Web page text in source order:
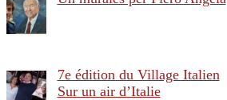
7e édition du Village Italien
Sur un air d’Italie